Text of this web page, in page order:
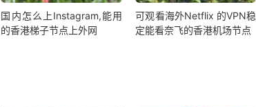
国内怎么上Instagram,能用
的香港梯子节点上外网
可观看海外Netflix 的VPN稳
定能看奈飞的香港机场节点